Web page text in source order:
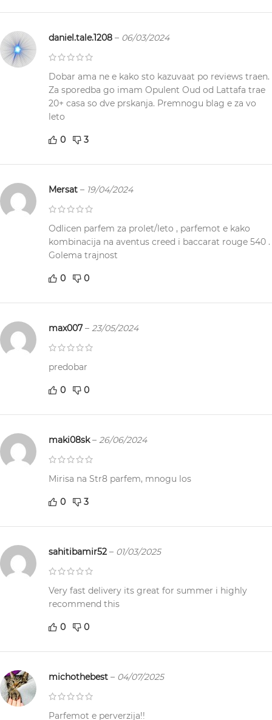
daniel.tale.1208 – 06/03/2024
Dobar ama ne e kako sto kazuvaat po reviews traen.
Za sporedba go imam Opulent Oud od Lattafa trae
20+ casa so dve prskanja. Premnogu blag e za vo
leto
0 3
Mersat – 19/04/2024
Odlicen parfem za prolet/leto , parfemot e kako
kombinacija na aventus creed i baccarat rouge 540 .
Golema trajnost
0 0
max007– 23/05/2024
predobar
0 0
maki08sk– 26/06/2024
Mirisa na Str8 parfem, mnogu los
0 3
sahitibamir52 – 01/03/2025
Very fast delivery its great for summer i highly
recommend this
0 0
michothebest – 04/07/2025
Parfemot e perverzija!!